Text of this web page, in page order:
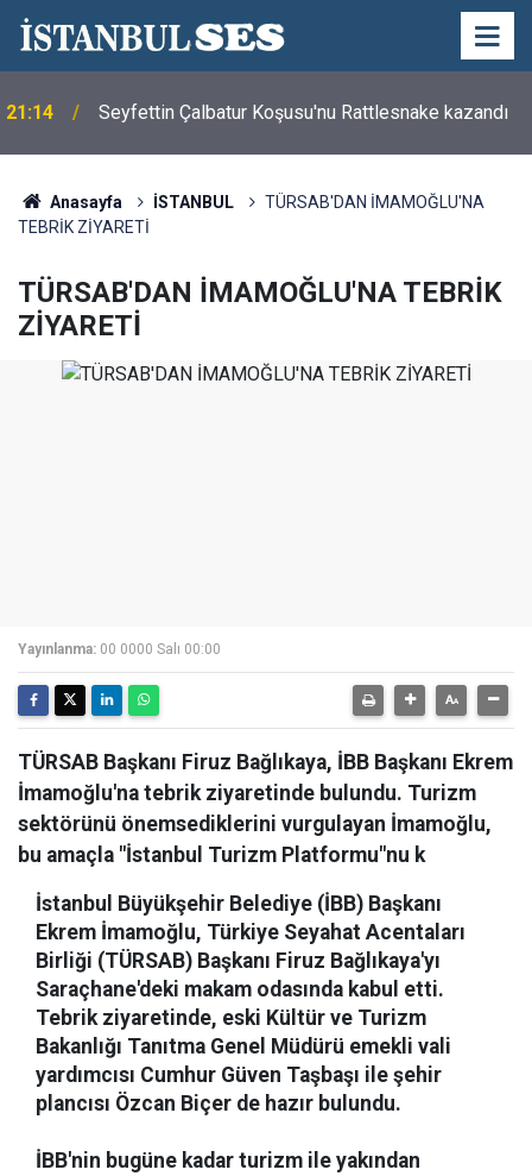
21:14 Seyfettin Çalbatur Koşusu'nu Rattlesnake kazandı
Anasayfa İSTANBUL
TÜRSAB'DAN İMAMOĞLU'NA
TEBRİK ZİYARETİ
TÜRSAB'DAN İMAMOĞLU'NA TEBRİK
ZİYARETİ
Yayınlanma: 00 0000 Salı 00:00
TÜRSAB Başkanı Firuz Bağlıkaya, İBB Başkanı Ekrem
İmamoğlu'na tebrik ziyaretinde bulundu. Turizm
sektörünü önemsediklerini vurgulayan İmamoğlu,
bu amaçla "İstanbul Turizm Platformu"nu k
İstanbul Büyükşehir Belediye (İBB) Başkanı
Ekrem İmamoğlu, Türkiye Seyahat Acentaları
Birliği (TÜRSAB) Başkanı Firuz Bağlıkaya'yı
Saraçhane'deki makam odasında kabul etti.
Tebrik ziyaretinde, eski Kültür ve Turizm
Bakanlığı Tanıtma Genel Müdürü emekli vali
yardımcısı Cumhur Güven Taşbaşı ile şehir
plancısı Özcan Biçer de hazır bulundu.
İBB'nin bugüne kadar turizm ile yakından